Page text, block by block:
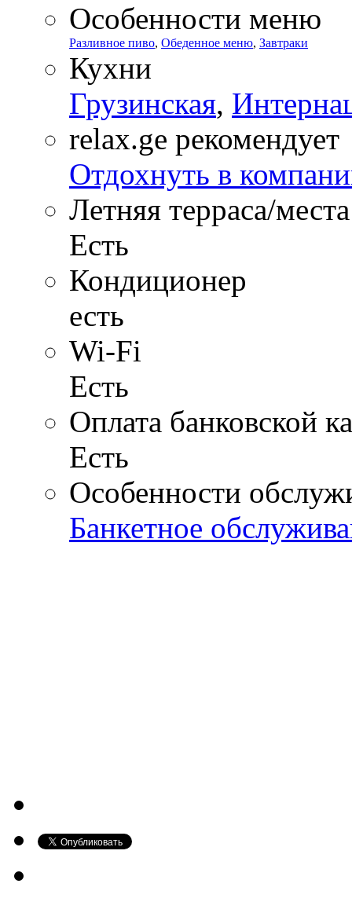
Особенности меню
Разливное пиво, Обеденное меню, Завтраки
Кухни
Грузинская,
relax.ge рекомендует
Отдохнуть в
Летняя терраса/
Есть
Кондиционер
есть
Wi-Fi
Есть
Оплата банковской
Есть
Особенности
Банкетное